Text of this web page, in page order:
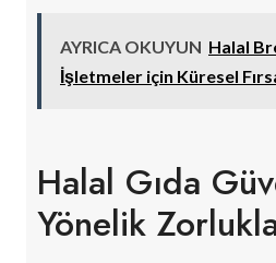
AYRICA OKUYUN Halal
İşletmeler için Küresel
Halal Gıda
Yönelik